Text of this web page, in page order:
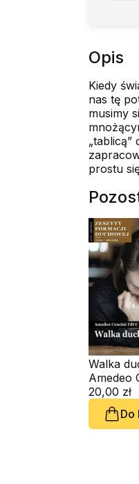
Opis
Kiedy
nas tę
musimy
prostu
Walka
Zeszyt
20,00 zł
Do